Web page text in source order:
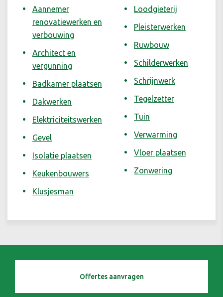
Aannemer
renovatiewerken en
verbouwing
Architect en
vergunning
Badkamer plaatsen
Dakwerken
Elektriciteitswerken
Gevel
Isolatie plaatsen
Keukenbouwers
Klusjesman
Loodgieterij
Pleisterwerken
Ruwbouw
Schilderwerken
Schrijnwerk
Tegelzetter
Tuin
Verwarming
Vloer plaatsen
Zonwering
Offertes aanvragen